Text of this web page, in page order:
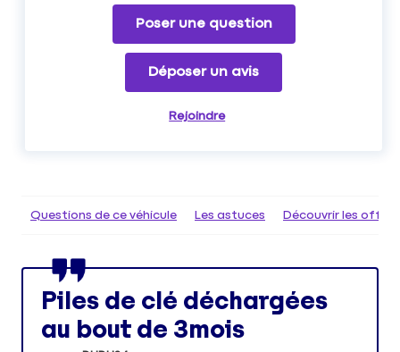
Poser une question
Déposer un avis
Rejoindre
Questions de ce véhicule Les astuces Découvrir les
Piles de clé déchargées
au bout de 3mois